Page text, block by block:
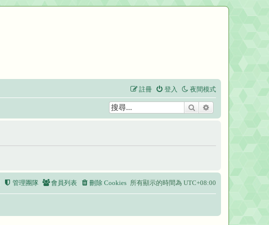
夜間模式
登入
註冊
搜尋
所有顯示的時間為 UTC+08:00
刪除 Cookies
會員列表
管理團隊